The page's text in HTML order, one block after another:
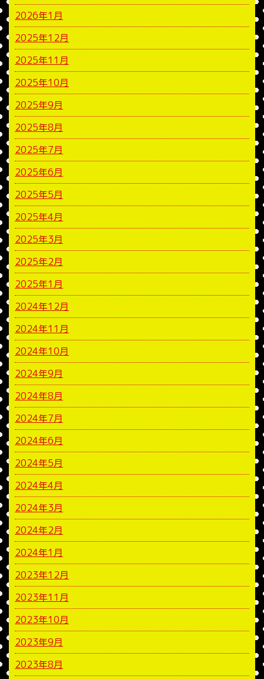
2026年1月
2025年12月
2025年11月
2025年10月
2025年9月
2025年8月
2025年7月
2025年6月
2025年5月
2025年4月
2025年3月
2025年2月
2025年1月
2024年12月
2024年11月
2024年10月
2024年9月
2024年8月
2024年7月
2024年6月
2024年5月
2024年4月
2024年3月
2024年2月
2024年1月
2023年12月
2023年11月
2023年10月
2023年9月
2023年8月